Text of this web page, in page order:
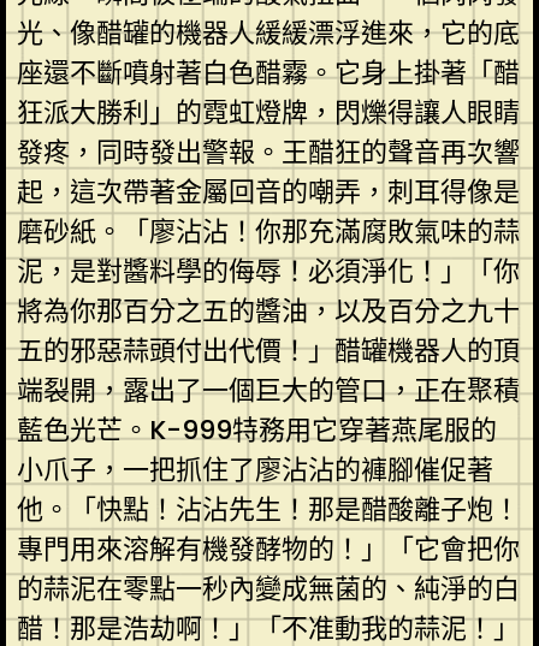
光、像醋罐的機器人緩緩漂浮進來，它的底
座還不斷噴射著白色醋霧。它身上掛著「醋
狂派大勝利」的霓虹燈牌，閃爍得讓人眼睛
發疼，同時發出警報。王醋狂的聲音再次響
起，這次帶著金屬回音的嘲弄，刺耳得像是
磨砂紙。「廖沾沾！你那充滿腐敗氣味的蒜
泥，是對醬料學的侮辱！必須淨化！」「你
將為你那百分之五的醬油，以及百分之九十
五的邪惡蒜頭付出代價！」醋罐機器人的頂
端裂開，露出了一個巨大的管口，正在聚積
藍色光芒。K-999特務用它穿著燕尾服的
小爪子，一把抓住了廖沾沾的褲腳催促著
他。「快點！沾沾先生！那是醋酸離子炮！
專門用來溶解有機發酵物的！」「它會把你
的蒜泥在零點一秒內變成無菌的、純淨的白
醋！那是浩劫啊！」「不准動我的蒜泥！」